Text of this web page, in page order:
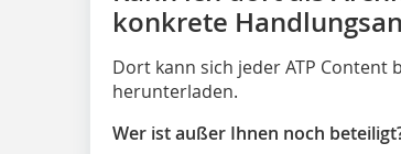
konkrete
Dort kann sich jeder ATP Content
herunterladen.
Wer ist außer Ihnen noch